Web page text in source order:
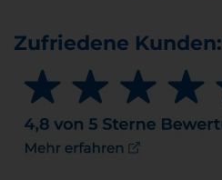
Zufriedene Kunden: